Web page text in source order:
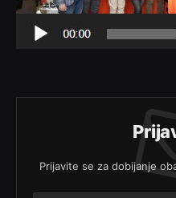
Prijavite se za dobijanje